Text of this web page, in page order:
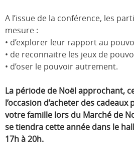
A l’issue de la conférence, les
mesure :
• d’explorer leur rapport au
• de reconnaitre les jeux de
• d’oser le pouvoir autrement.
La période de Noël approchant,
l’occasion d’acheter des
votre famille lors du Marché de
se tiendra cette année dans le
17h à 20h.